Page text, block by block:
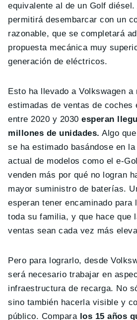
equivalente al de un Golf diésel.
permitirá desembarcar con un
razonable, que se completará
propuesta mecánica muy
generación de eléctricos.
Esto ha llevado a Volkswagen
estimadas de ventas de coches
entre 2020 y 2030 esperan
millones de unidades. Algo
se ha estimado basándose en
actual de modelos como el e-
venden más por qué no logran
mayor suministro de baterías.
esperan tener encaminado para
toda su familia, y que hace que
ventas sean cada vez más
Pero para lograrlo, desde
será necesario trabajar en
infraestructura de recarga. No
sino también hacerla visible y
público. Compara los 15 años